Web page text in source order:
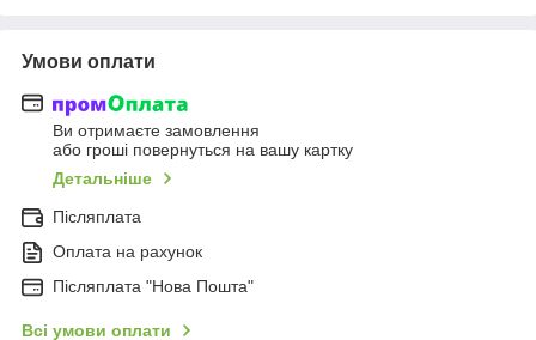
Умови оплати
Ви отримаєте замовлення
або гроші повернуться на вашу картку
Детальніше
Післяплата
Оплата на рахунок
Післяплата "Нова Пошта"
Всі умови оплати